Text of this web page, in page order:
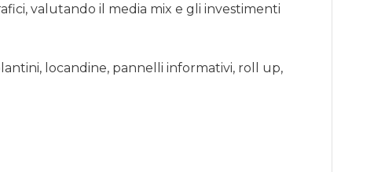
valutando il media mix e gli investimenti
locandine, pannelli informativi, roll up,